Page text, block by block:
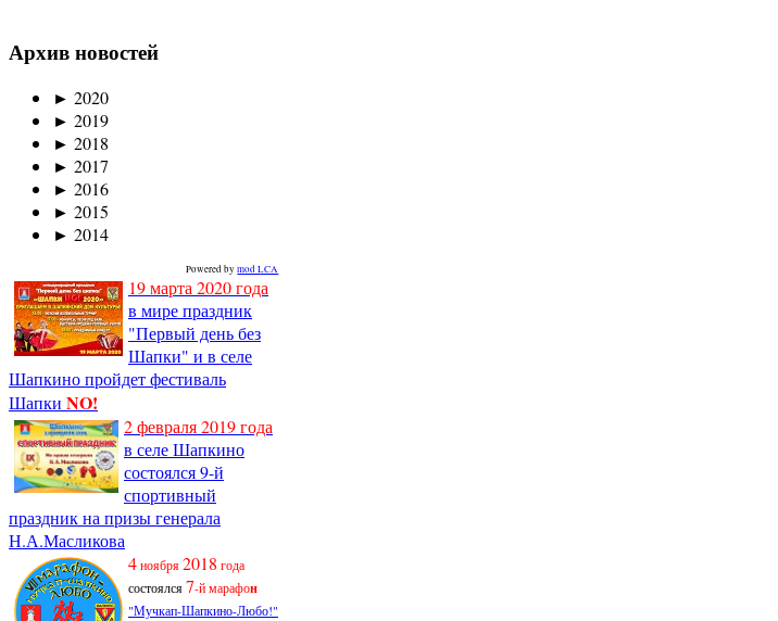
Архив новостей
► 2020
► 2019
► 2018
► 2017
► 2016
► 2015
► 2014
Powered bymod LCA
19 марта 2020 года
в мире праздник
"Первый день без
Шапки" и в селе
Шапкино пройдет фестиваль
Шапки NO!
2 февраля 2019 года
в селе Шапкино
состоялся 9-й
спортивный
праздник на призы генерала
Н.А.Масликова
4ноября2018 года
состоялся7-й марафон
"Мучкап-Шапкино-Любо!"